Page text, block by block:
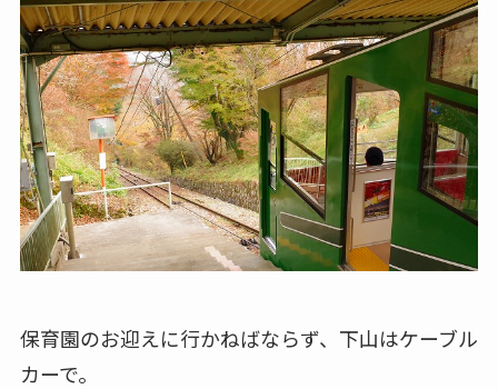
保育園のお迎えに行かねばならず、下山はケーブル
カーで。